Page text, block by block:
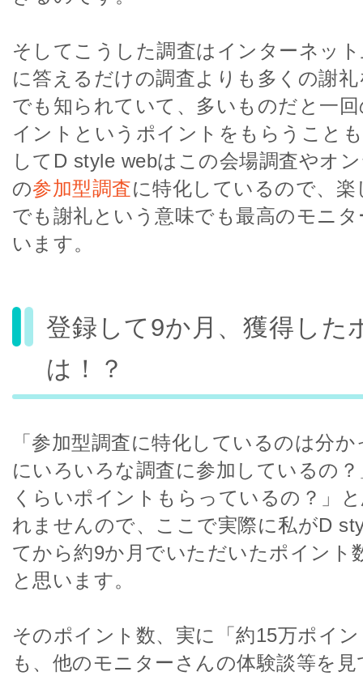
そしてこうした調査はインターネッ
に答えるだけの調査よりも多くの謝
でも知られていて、多いものだと一
イントというポイントをもらうこと
してD style webはこの会場調査やオ
の参加型調査に特化しているので、
でも謝礼という意味でも最高のモニ
います。
登録して9か月、獲得した
は！？
「参加型調査に特化しているのは分
にいろいろな調査に参加しているの
くらいポイントもらっているの？」
れませんので、ここで実際に私がD
てから約9か月でいただいたポイント
と思います。
そのポイント数、実に「約15万ポイ
も、他のモニターさんの体験談等を